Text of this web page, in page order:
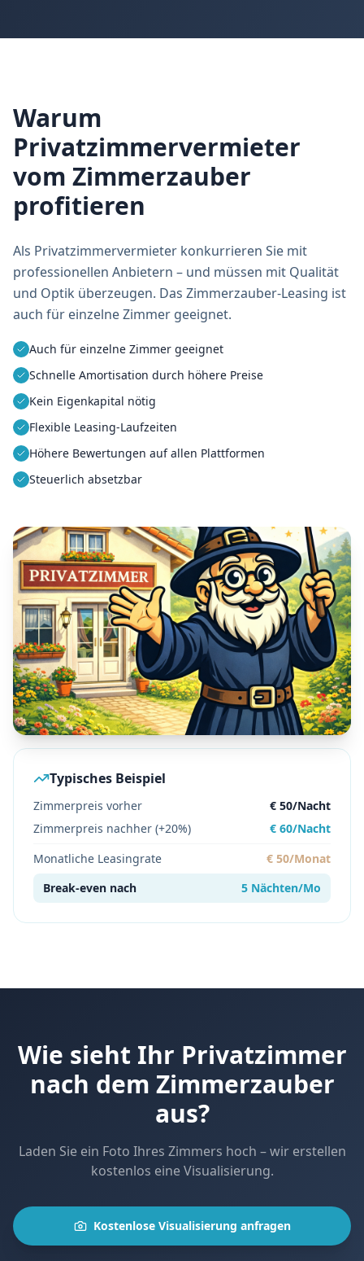
Warum
Privatzimmervermieter
vom Zimmerzauber
profitieren
Als Privatzimmervermieter konkurrieren Sie mit
professionellen Anbietern – und müssen mit Qualität
und Optik überzeugen. Das Zimmerzauber-Leasing ist
auch für einzelne Zimmer geeignet.
Auch für einzelne Zimmer geeignet
Schnelle Amortisation durch höhere Preise
Kein Eigenkapital nötig
Flexible Leasing-Laufzeiten
Höhere Bewertungen auf allen Plattformen
Steuerlich absetzbar
Typisches Beispiel
Zimmerpreis vorher
€ 50/Nacht
Zimmerpreis nachher (+20%)
€ 60/Nacht
Monatliche Leasingrate
€ 50/Monat
Break-even nach
5 Nächten/Mo
Wie sieht Ihr Privatzimmer
nach dem Zimmerzauber
aus?
Laden Sie ein Foto Ihres Zimmers hoch – wir erstellen
kostenlos eine Visualisierung.
Kostenlose Visualisierung anfragen